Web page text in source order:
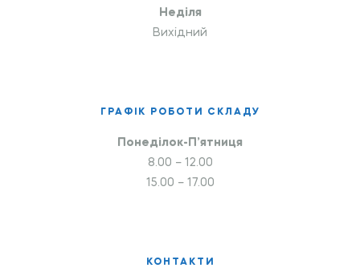
Неділя
Вихідний
ГРАФІК РОБОТИ СКЛАДУ
Понеділок-П’ятниця
8.00 – 12.00
15.00 – 17.00
КОНТАКТИ